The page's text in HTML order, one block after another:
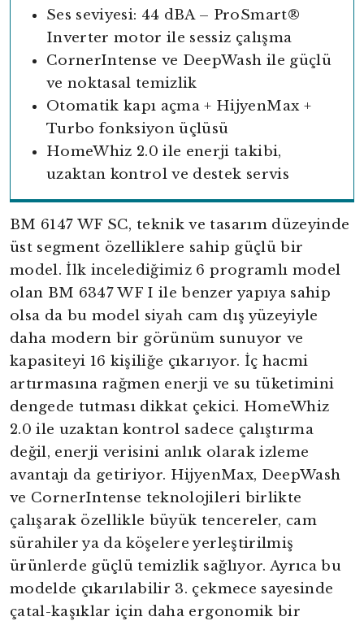
Ses seviyesi: 44 dBA – ProSmart®
Inverter motor ile sessiz çalışma
CornerIntense ve DeepWash ile güçlü
ve noktasal temizlik
Otomatik kapı açma + HijyenMax +
Turbo fonksiyon üçlüsü
HomeWhiz 2.0 ile enerji takibi,
uzaktan kontrol ve destek servis
BM 6147 WF SC, teknik ve tasarım düzeyinde
üst segment özelliklere sahip güçlü bir
model. İlk incelediğimiz 6 programlı model
olan BM 6347 WF I ile benzer yapıya sahip
olsa da bu model siyah cam dış yüzeyiyle
daha modern bir görünüm sunuyor ve
kapasiteyi 16 kişiliğe çıkarıyor. İç hacmi
artırmasına rağmen enerji ve su tüketimini
dengede tutması dikkat çekici. HomeWhiz
2.0 ile uzaktan kontrol sadece çalıştırma
değil, enerji verisini anlık olarak izleme
avantajı da getiriyor. HijyenMax, DeepWash
ve CornerIntense teknolojileri birlikte
çalışarak özellikle büyük tencereler, cam
sürahiler ya da köşelere yerleştirilmiş
ürünlerde güçlü temizlik sağlıyor. Ayrıca bu
modelde çıkarılabilir 3. çekmece sayesinde
çatal-kaşıklar için daha ergonomik bir